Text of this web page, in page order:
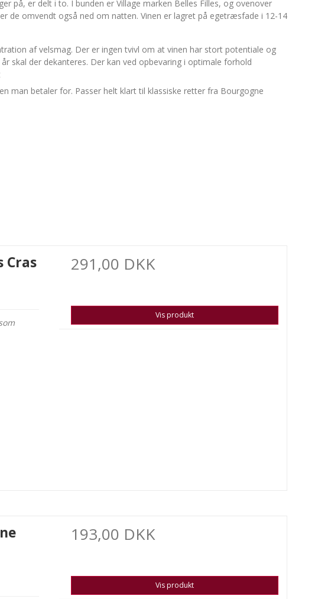
på, er delt i to. I bunden er Village marken Belles Filles, og ovenover
de omvendt også ned om natten. Vinen er lagret på egetræsfade i 12-14
af velsmag. Der er ingen tvivl om at vinen har stort potentiale og
skal der dekanteres. Der kan ved opbevaring i optimale forhold
man betaler for. Passer helt klart til klassiske retter fra Bourgogne
Cras 291,00 DKK
Vis produkt
193,00 DKK
Vis produkt